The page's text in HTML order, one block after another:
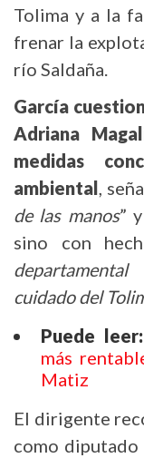
Tolima y a la
frenar la
río Saldaña.
García
Adriana
medidas
ambiental,
de las manos”
sino con
cuidado del
Puede leer:
más
Matiz
El dirigente
como diputado